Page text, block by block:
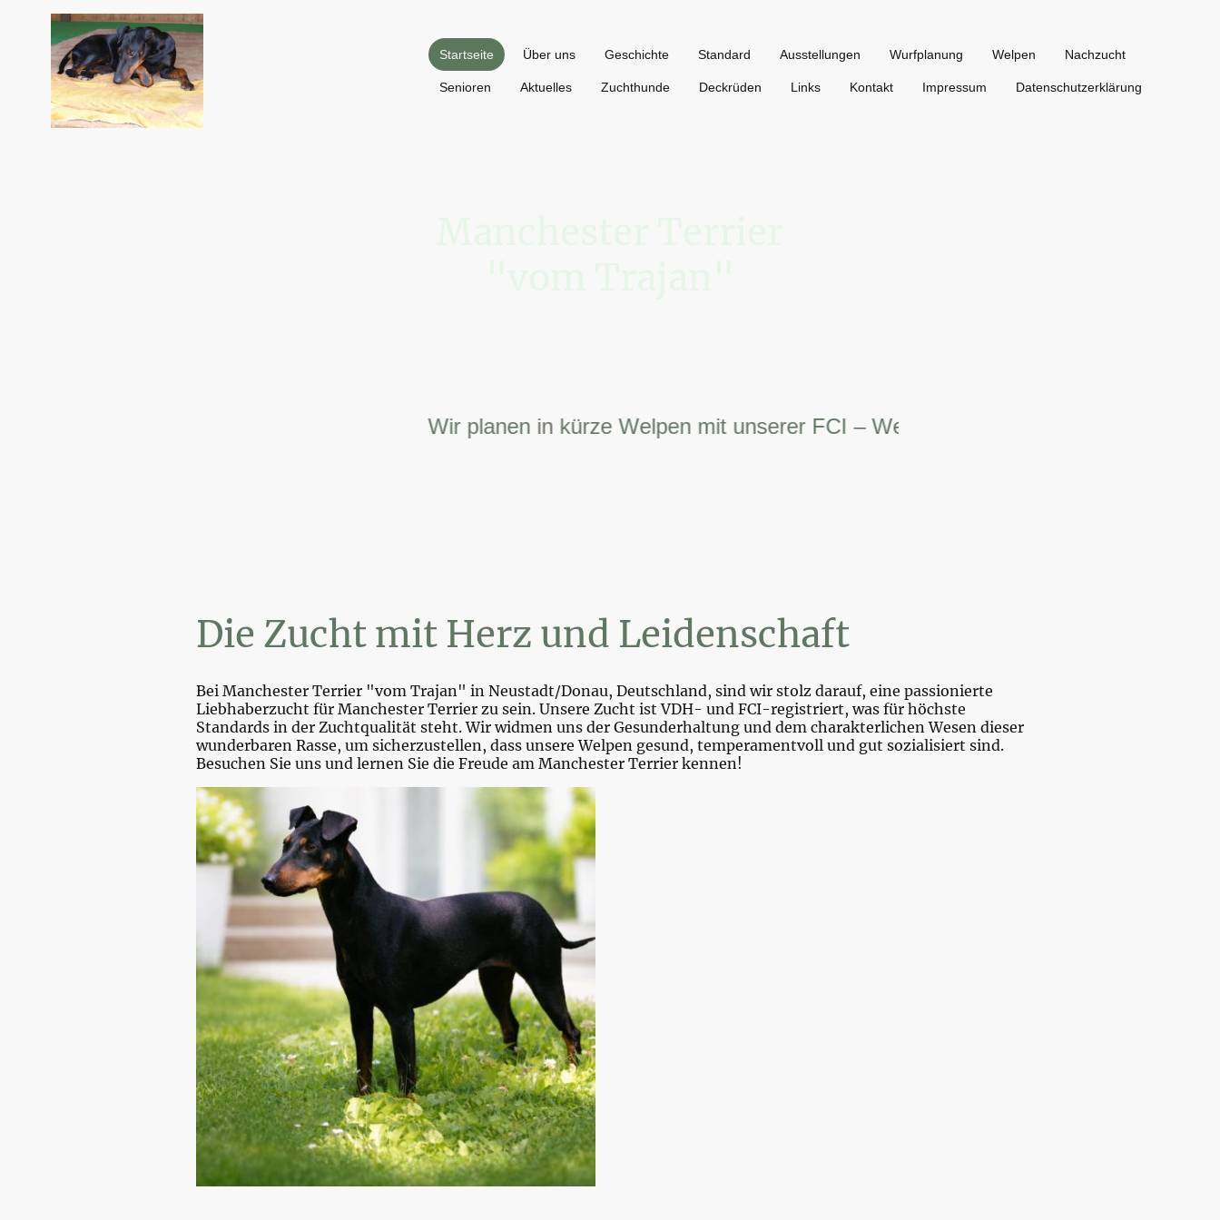
Startseite Über uns Geschichte Standard Ausstellungen Wurfplanung Welpen Nachzucht
Senioren Aktuelles Zuchthunde Deckrüden Links Kontakt Impressum Datenschutzerklärung
Wir planen in kürze Welpen mit unserer FCI – Weltsiegerin.
Die Zucht mit Herz und Leidenschaft
Bei Manchester Terrier "vom Trajan" in Neustadt/Donau, Deutschland, sind wir stolz darauf, eine passionierte
Liebhaberzucht für Manchester Terrier zu sein. Unsere Zucht ist VDH- und FCI-registriert, was für höchste
Standards in der Zuchtqualität steht. Wir widmen uns der Gesunderhaltung und dem charakterlichen Wesen dieser
wunderbaren Rasse, um sicherzustellen, dass unsere Welpen gesund, temperamentvoll und gut sozialisiert sind.
Besuchen Sie uns und lernen Sie die Freude am Manchester Terrier kennen!